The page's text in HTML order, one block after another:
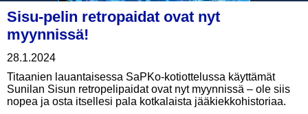
Sisu-pelin retropaidat ovat nyt
myynnissä!
28.1.2024
Titaanien lauantaisessa SaPKo-kotiottelussa käyttämät
Sunilan Sisun retropelipaidat ovat nyt myynnissä – ole siis
nopea ja osta itsellesi pala kotkalaista jääkiekkohistoriaa.